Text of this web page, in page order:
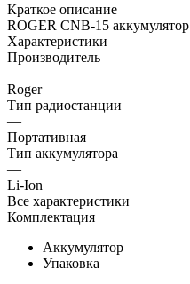
Краткое описание
ROGER CNB-15 аккумулятор
Характеристики
Производитель
—
Roger
Тип радиостанции
—
Портативная
Тип аккумулятора
—
Li-Ion
Все характеристики
Комплектация
Аккумулятор
Упаковка